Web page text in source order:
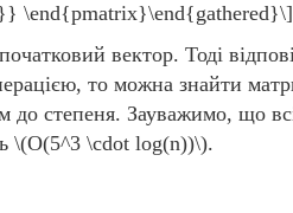
вектор. Тоді
то можна знайти
степеня. Зауважимо, що
\(O(5^3 \cdot log(n))\).